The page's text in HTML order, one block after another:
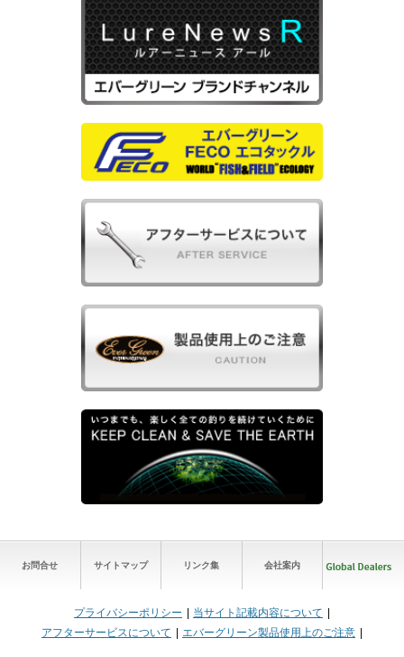
お問合せ サイトマップ リンク集 会社案内
プライバシーポリシー
当サイト記載内容について
アフターサービスについて
エバーグリーン製品使用上のご注意